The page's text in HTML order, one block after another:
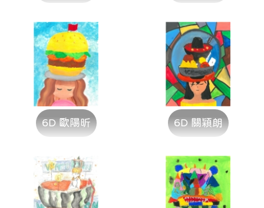
6D 歐陽昕 6D 關穎朗